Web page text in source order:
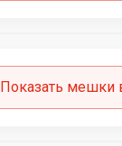
Показать мешки